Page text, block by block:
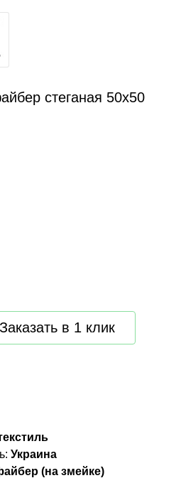
стеганая 50х50
Заказать в 1 клик
Украина
(на змейке)